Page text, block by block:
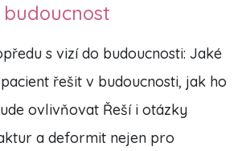
s vizí do budoucnosti: Jaké
řešit v budoucnosti, jak ho
ovlivňovat Řeší i otázky
a deformit nejen pro